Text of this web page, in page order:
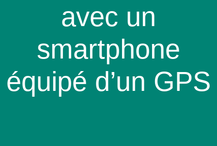
avec un
smartphone
équipé d’un GPS